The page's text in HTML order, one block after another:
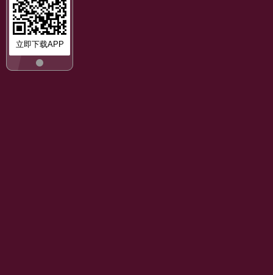
立即下载APP